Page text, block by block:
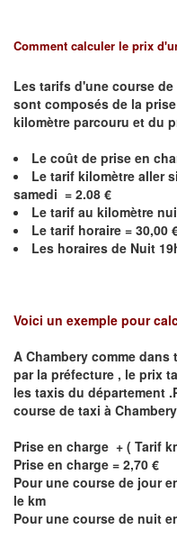
Comment calculer le prix
Les tarifs d'une course
sont composés de la
kilomètre parcouru et du
Le coût de prise en
Le tarif kilomètre aller
samedi = 2.08 €
Le tarif au kilomètre
Le tarif horaire = 30,00
Les horaires de Nuit
Voici un exemple pour
A Chambery comme dans
par la préfecture , le prix
les taxis du département
course de taxi à Chambery
Prise en charge + ( Tarif
Prise en charge = 2,70 €
Pour une course de jour
le km
Pour une course de nuit